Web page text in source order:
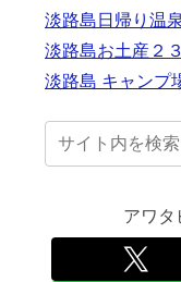
淡路島日帰り温
淡路島お土産２
淡路島 キャンプ
アワタ